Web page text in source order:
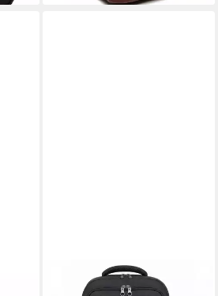
HELLSER
Laptoprucksack Unisex